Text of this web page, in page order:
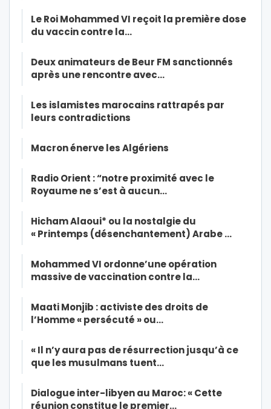
Le Roi Mohammed VI reçoit la première dose
du vaccin contre la…
Deux animateurs de Beur FM sanctionnés
après une rencontre avec…
Les islamistes marocains rattrapés par
leurs contradictions
Macron énerve les Algériens
Radio Orient : “notre proximité avec le
Royaume ne s’est à aucun…
Hicham Alaoui* ou la nostalgie du
« Printemps (désenchantement) Arabe …
Mohammed VI ordonne’une opération
massive de vaccination contre la…
Maati Monjib : activiste des droits de
l’Homme « persécuté » ou…
« Il n’y aura pas de résurrection jusqu’à ce
que les musulmans tuent…
Dialogue inter-libyen au Maroc: « Cette
réunion constitue le premier…